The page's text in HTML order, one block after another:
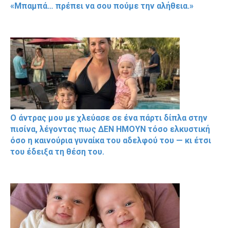
«Μπαμπά… πρέπει να σου πούμε την αλήθεια.»
Ο άντρας μου με χλεύασε σε ένα πάρτι δίπλα στην
πισίνα, λέγοντας πως ΔΕΝ ΗΜΟΥΝ τόσο ελκυστική
όσο η καινούρια γυναίκα του αδελφού του — κι έτσι
του έδειξα τη θέση του.